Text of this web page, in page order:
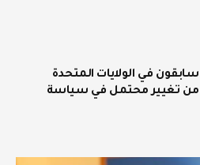
في الولايات المتحدة
من تغيير محتمل في سياسة